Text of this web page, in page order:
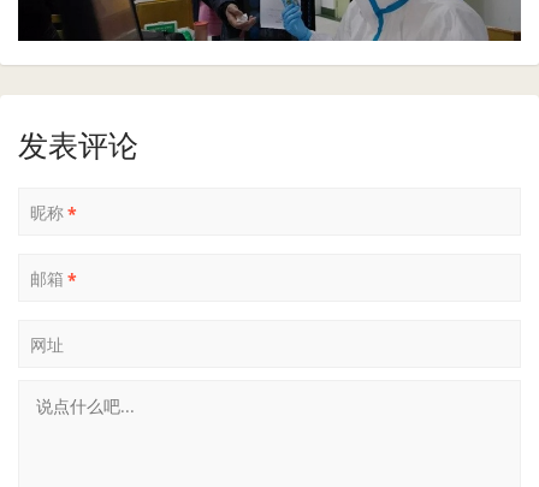
发表评论
昵称*
邮箱 *
网址